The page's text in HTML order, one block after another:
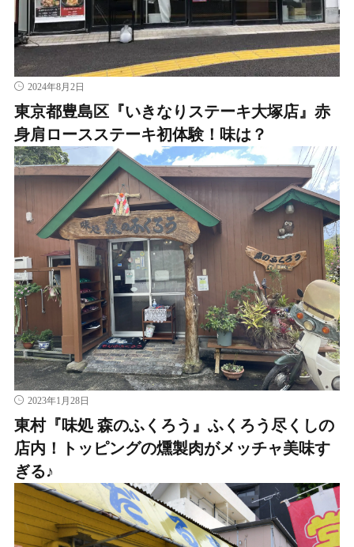
2024年8月2日
東京都豊島区『いきなりステーキ大塚店』赤
身肩ロースステーキ初体験！味は？
2023年1月28日
東村『味処 森のふくろう』ふくろう尽くしの
店内！トッピングの燻製肉がメッチャ美味す
ぎる♪